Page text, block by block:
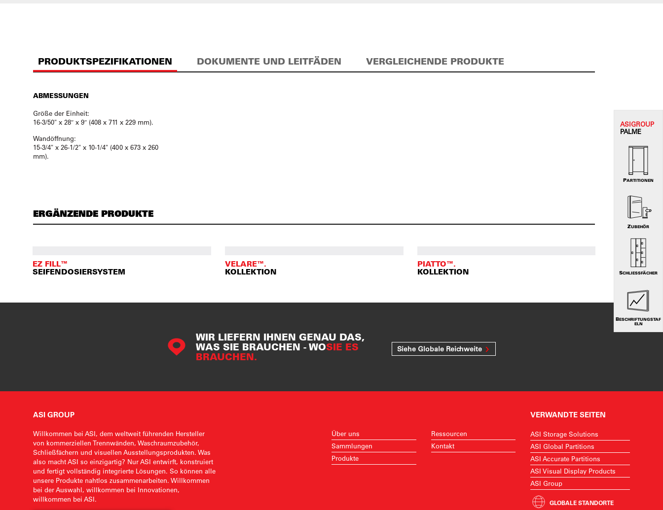
PRODUKTSPEZIFIKATIONEN DOKUMENTE UND LEITFÄDEN VERGLEICHENDE PRODUKTE
ABMESSUNGEN
Größe der Einheit:
16-3/50" x 28″ x 9″ (408 x 711 x 229 mm).
Wandöffnung:
15-3/4" x 26-1/2" x 10-1/4" (400 x 673 x 260
mm).
ERGÄNZENDE PRODUKTE
EZ FILL™
SEIFENDOSIERSYSTEM
VELARE™.
KOLLEKTION
PIATTO™.
KOLLEKTION
WIR LIEFERN IHNEN GENAU DAS,
WAS SIE BRAUCHEN - WOSIE ES
BRAUCHEN.
Siehe Globale Reichweite
ASIGROUP
PALME
PARTITIONEN
ZUBEHÖR
SCHLIESSFÄCHER
BESCHRIFTUNGSTAF
ELN
ASI GROUP
Willkommen bei ASI, dem weltweit führenden Hersteller
von kommerziellen Trennwänden, Waschraumzubehör,
Schließfächern und visuellen Ausstellungsprodukten. Was
also macht ASI so einzigartig? Nur ASI entwirft, konstruiert
und fertigt vollständig integrierte Lösungen. So können alle
unsere Produkte nahtlos zusammenarbeiten. Willkommen
bei der Auswahl, willkommen bei Innovationen,
willkommen bei ASI.
Über uns
Sammlungen
Produkte
Ressourcen
Kontakt
VERWANDTE SEITEN
ASI Storage Solutions
ASI Global Partitions
ASI Accurate Partitions
ASI Visual Display Products
ASI Group
GLOBALE STANDORTE